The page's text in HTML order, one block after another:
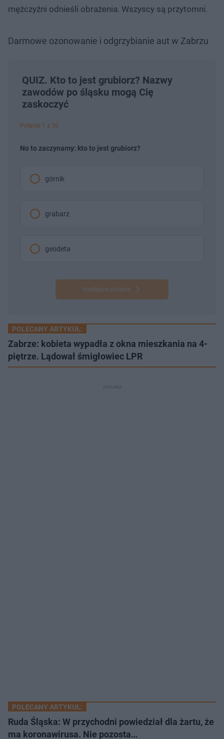
mężczyźni odnieśli obrażenia. Wszyscy są przytomni.​
Darmowe ozonowanie i odgrzybianie aut w Zabrzu
QUIZ. Kto to jest grubiorz? Nazwy
zawodów po śląsku mogą Cię
zaskoczyć
Pytanie 1 z 10
No to zaczynamy: kto to jest grubiorz?
górnik
grabarz
geodeta
Następne pytanie
POLECANY ARTYKUŁ:
Zabrze: kobieta wypadła z okna mieszkania na 4-
piętrze. Lądował śmigłowiec LPR
POLECANY ARTYKUŁ:
Ruda Śląska: W przychodni powiedział dla żartu, że
ma koronawirusa. Nie pozosta…